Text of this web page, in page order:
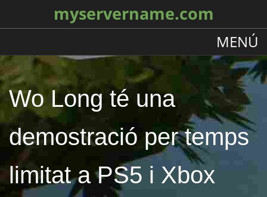
myservername.com
MENÚ
Wo Long té una
demostració per temps
limitat a PS5 i Xbox